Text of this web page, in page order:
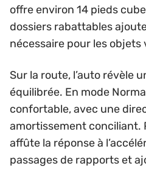
offre environ 14 pieds
dossiers rabattables
nécessaire pour les objets
Sur la route, l’auto révèle
équilibrée. En mode
confortable, avec une
amortissement conciliant.
affûte la réponse à
passages de rapports et